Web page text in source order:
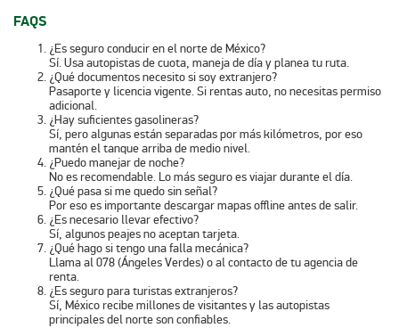
FAQS
¿Es seguro conducir en el norte de México?
Sí. Usa autopistas de cuota, maneja de día y planea tu ruta.
¿Qué documentos necesito si soy extranjero?
Pasaporte y licencia vigente. Si rentas auto, no necesitas permiso
adicional.
¿Hay suficientes gasolineras?
Sí, pero algunas están separadas por más kilómetros, por eso
mantén el tanque arriba de medio nivel.
¿Puedo manejar de noche?
No es recomendable. Lo más seguro es viajar durante el día.
¿Qué pasa si me quedo sin señal?
Por eso es importante descargar mapas offline antes de salir.
¿Es necesario llevar efectivo?
Sí, algunos peajes no aceptan tarjeta.
¿Qué hago si tengo una falla mecánica?
Llama al 078 (Ángeles Verdes) o al contacto de tu agencia de
renta.
¿Es seguro para turistas extranjeros?
Sí, México recibe millones de visitantes y las autopistas
principales del norte son confiables.